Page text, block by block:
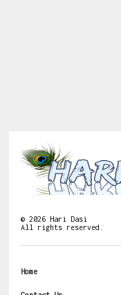
©2026 Hari Dasi
All rights reserved.
Home